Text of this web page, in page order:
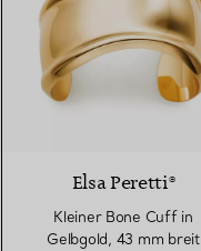
Elsa Peretti®
Kleiner Bone Cuff in
Gelbgold, 43 mm breit